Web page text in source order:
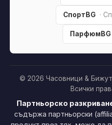
СпортBG ·
ПарфюмBG
© 2026 Часовници &
Всички
Партньорско
съдържа партньорски